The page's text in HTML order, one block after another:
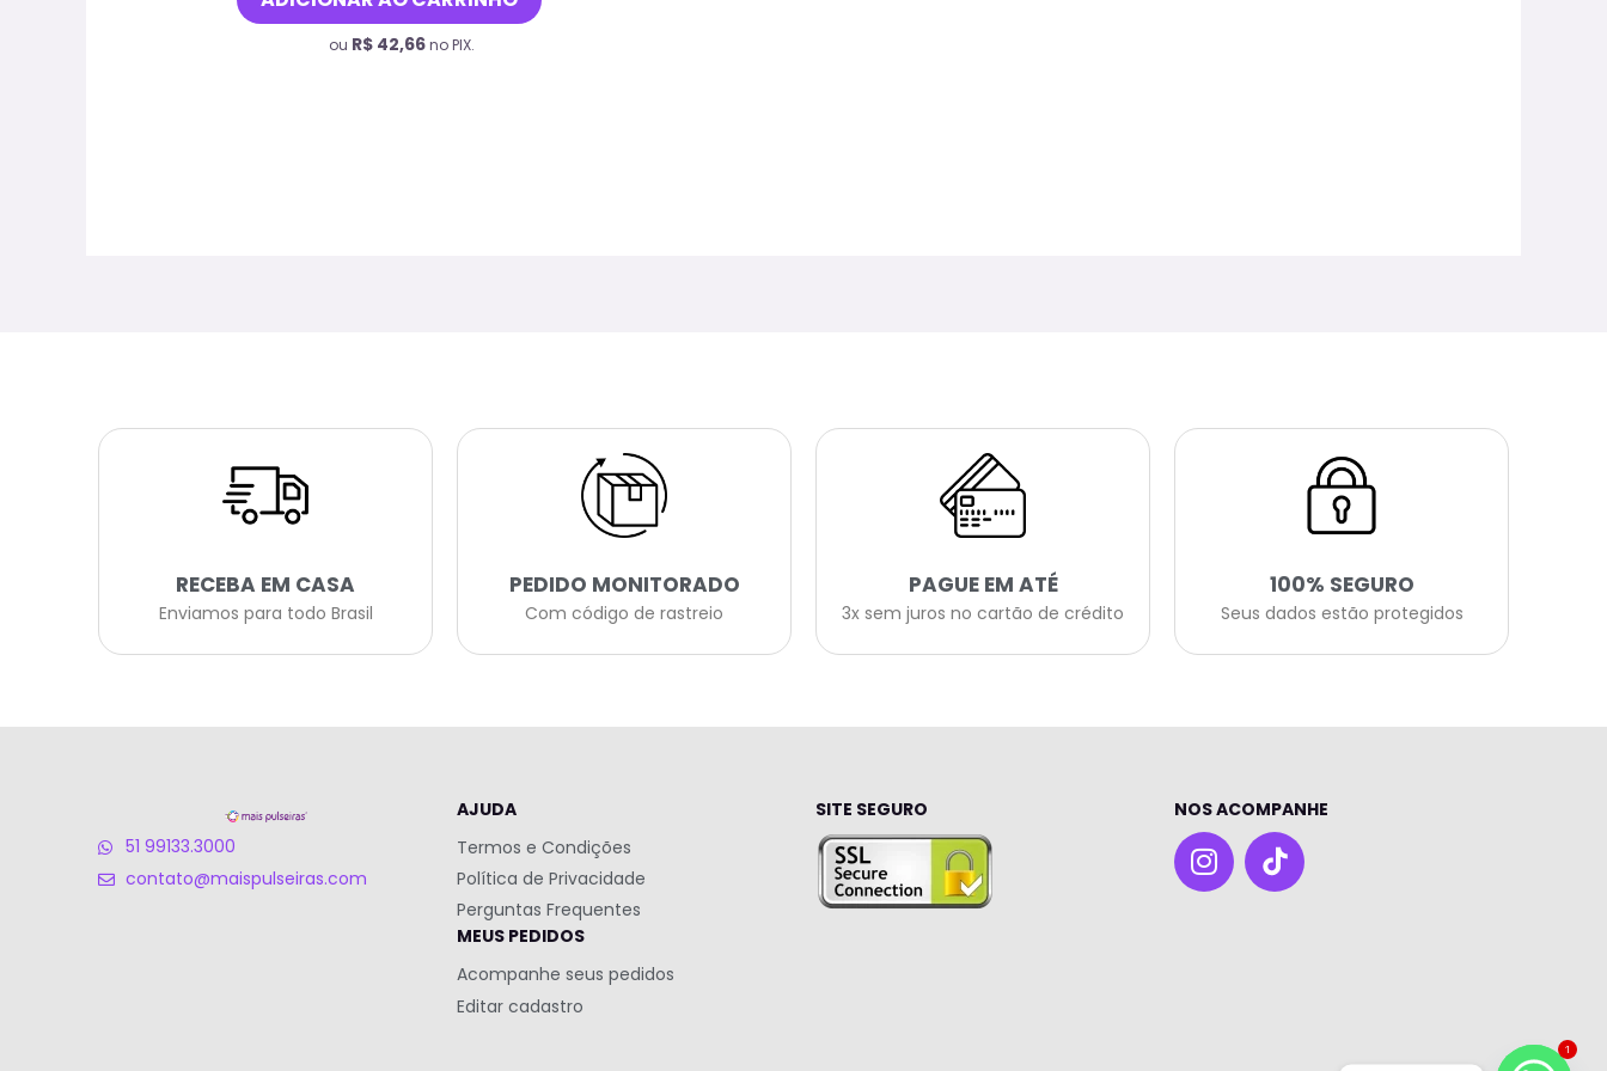
ou R$ 42,66no PIX.
RECEBA EM CASA
Enviamos para todo Brasil
PEDIDO MONITORADO
Com código de rastreio
PAGUE EM ATÉ
3x sem juros no cartão de crédito
100% SEGURO
Seus dados estão protegidos
51 99133.3000
contato@maispulseiras.com
AJUDA
Termos e Condições
Política de Privacidade
Perguntas Frequentes
MEUS PEDIDOS
Acompanhe seus pedidos
Editar cadastro
SITE SEGURO NOS ACOMPANHE
I
n
s
1